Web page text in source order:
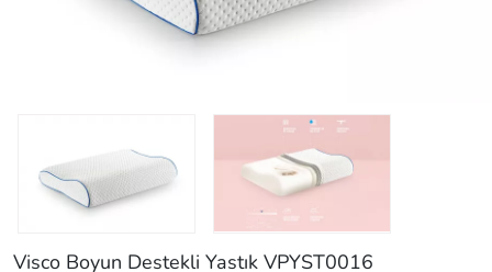
Visco Boyun Destekli Yastık VPYST0016